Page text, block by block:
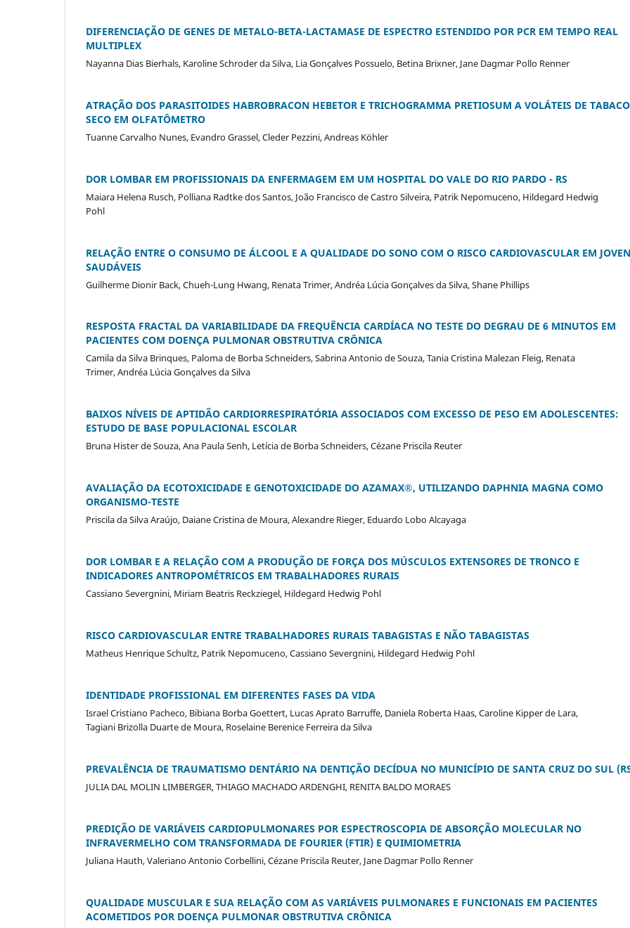
DIFERENCIAÇÃO DE GENES DE METALO-BETA-LACTAMASE DE ESPECTRO ESTENDIDO POR PCR EM TEMPO REAL
MULTIPLEX
Nayanna Dias Bierhals, Karoline Schroder da Silva, Lia Gonçalves Possuelo, Betina Brixner, Jane Dagmar Pollo Renner
ATRAÇÃO DOS PARASITOIDES HABROBRACON HEBETOR E TRICHOGRAMMA PRETIOSUM A VOLÁTEIS DE TABACO
SECO EM OLFATÔMETRO
Tuanne Carvalho Nunes, Evandro Grassel, Cleder Pezzini, Andreas Köhler
DOR LOMBAR EM PROFISSIONAIS DA ENFERMAGEM EM UM HOSPITAL DO VALE DO RIO PARDO - RS
Maiara Helena Rusch, Polliana Radtke dos Santos, João Francisco de Castro Silveira, Patrik Nepomuceno, Hildegard Hedwig
Pohl
RELAÇÃO ENTRE O CONSUMO DE ÁLCOOL E A QUALIDADE DO SONO COM O RISCO CARDIOVASCULAR EM
SAUDÁVEIS
Guilherme Dionir Back, Chueh-Lung Hwang, Renata Trimer, Andréa Lúcia Gonçalves da Silva, Shane Phillips
RESPOSTA FRACTAL DA VARIABILIDADE DA FREQUÊNCIA CARDÍACA NO TESTE DO DEGRAU DE 6 MINUTOS EM
PACIENTES COM DOENÇA PULMONAR OBSTRUTIVA CRÔNICA
Camila da Silva Brinques, Paloma de Borba Schneiders, Sabrina Antonio de Souza, Tania Cristina Malezan Fleig, Renata
Trimer, Andréa Lúcia Gonçalves da Silva
BAIXOS NÍVEIS DE APTIDÃO CARDIORRESPIRATÓRIA ASSOCIADOS COM EXCESSO DE PESO EM ADOLESCENTES:
ESTUDO DE BASE POPULACIONAL ESCOLAR
Bruna Hister de Souza, Ana Paula Senh, Letícia de Borba Schneiders, Cézane Priscila Reuter
AVALIAÇÃO DA ECOTOXICIDADE E GENOTOXICIDADE DO AZAMAX®, UTILIZANDO DAPHNIA MAGNA COMO
ORGANISMO-TESTE
Priscila da Silva Araújo, Daiane Cristina de Moura, Alexandre Rieger, Eduardo Lobo Alcayaga
DOR LOMBAR E A RELAÇÃO COM A PRODUÇÃO DE FORÇA DOS MÚSCULOS EXTENSORES DE TRONCO E
INDICADORES ANTROPOMÉTRICOS EM TRABALHADORES RURAIS
Cassiano Severgnini, Miriam Beatris Reckziegel, Hildegard Hedwig Pohl
RISCO CARDIOVASCULAR ENTRE TRABALHADORES RURAIS TABAGISTAS E NÃO TABAGISTAS
Matheus Henrique Schultz, Patrik Nepomuceno, Cassiano Severgnini, Hildegard Hedwig Pohl
IDENTIDADE PROFISSIONAL EM DIFERENTES FASES DA VIDA
Israel Cristiano Pacheco, Bibiana Borba Goettert, Lucas Aprato Barruffe, Daniela Roberta Haas, Caroline Kipper de Lara,
Tagiani Brizolla Duarte de Moura, Roselaine Berenice Ferreira da Silva
PREVALÊNCIA DE TRAUMATISMO DENTÁRIO NA DENTIÇÃO DECÍDUA NO MUNICÍPIO DE SANTA CRUZ DO SUL
JULIA DAL MOLIN LIMBERGER, THIAGO MACHADO ARDENGHI, RENITA BALDO MORAES
PREDIÇÃO DE VARIÁVEIS CARDIOPULMONARES POR ESPECTROSCOPIA DE ABSORÇÃO MOLECULAR NO
INFRAVERMELHO COM TRANSFORMADA DE FOURIER (FTIR) E QUIMIOMETRIA
Juliana Hauth, Valeriano Antonio Corbellini, Cézane Priscila Reuter, Jane Dagmar Pollo Renner
QUALIDADE MUSCULAR E SUA RELAÇÃO COM AS VARIÁVEIS PULMONARES E FUNCIONAIS EM PACIENTES
ACOMETIDOS POR DOENÇA PULMONAR OBSTRUTIVA CRÔNICA